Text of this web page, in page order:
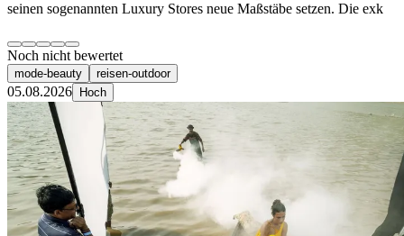
seinen sogenannten Luxury Stores neue Maßstäbe setzen. Die exk
Noch nicht bewertet
mode-beauty reisen-outdoor
05.08.2026 Hoch